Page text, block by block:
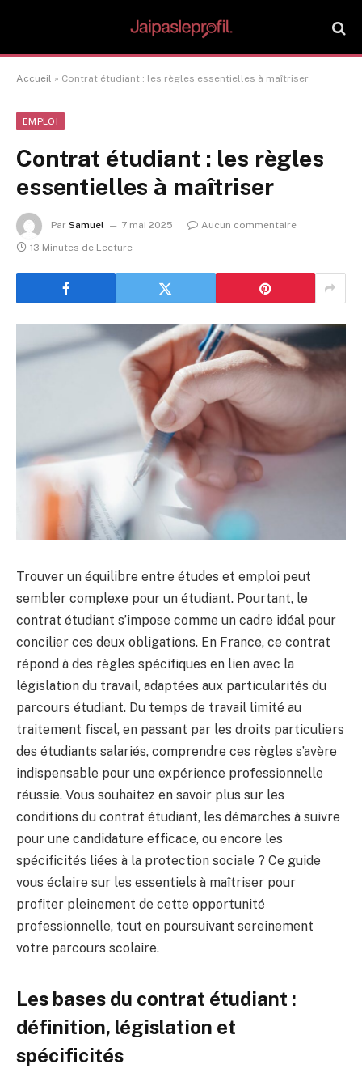
Accueil » Contrat étudiant : les règles essentielles à maîtriser
EMPLOI
Contrat étudiant : les règles
essentielles à maîtriser
Par Samuel 7 mai 2025
Aucun commentaire
13 Minutes de Lecture
Trouver un équilibre entre études et emploi peut
sembler complexe pour un étudiant. Pourtant, le
contrat étudiant s’impose comme un cadre idéal pour
concilier ces deux obligations. En France, ce contrat
répond à des règles spécifiques en lien avec la
législation du travail, adaptées aux particularités du
parcours étudiant. Du temps de travail limité au
traitement fiscal, en passant par les droits particuliers
des étudiants salariés, comprendre ces règles s’avère
indispensable pour une expérience professionnelle
réussie. Vous souhaitez en savoir plus sur les
conditions du contrat étudiant, les démarches à suivre
pour une candidature efficace, ou encore les
spécificités liées à la protection sociale ? Ce guide
vous éclaire sur les essentiels à maîtriser pour
profiter pleinement de cette opportunité
professionnelle, tout en poursuivant sereinement
votre parcours scolaire.
Les bases du contrat étudiant :
définition, législation et
spécificités